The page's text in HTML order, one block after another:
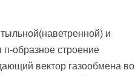
и
образное строение
вектор газообмена во